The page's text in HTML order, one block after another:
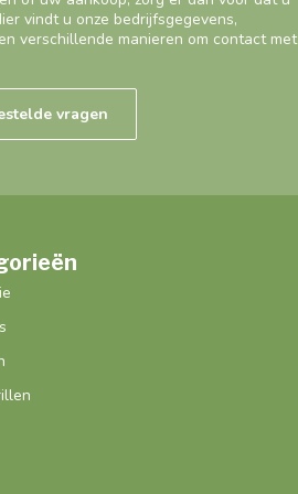
vindt u onze bedrijfsgegevens,
verschillende manieren om contact met
vragen